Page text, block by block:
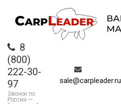
8
(800)
222-30-
97
Звонок по
России —
sale@carpleader.ru